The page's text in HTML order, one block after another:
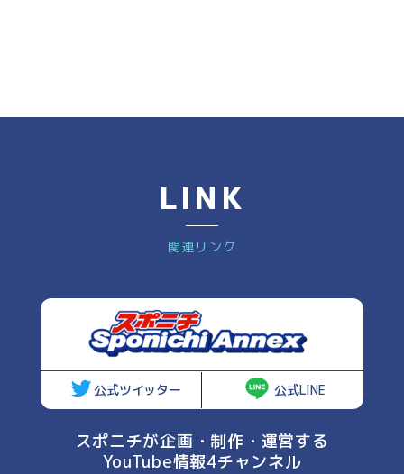
LINK
関連リンク
公式ツイッター 公式LINE
スポニチが企画・制作・運営する
YouTube情報4チャンネル